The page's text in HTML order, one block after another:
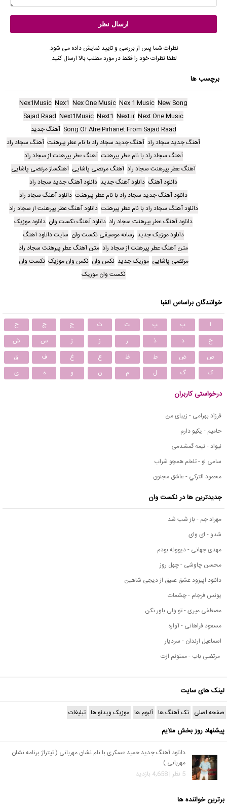
نظرات شما پس از بررسی و تایید نمایش داده می شود.
لطفا نظرات خود را فقط در مورد مطلب بالا ارسال کنید.
برچسب ها
New Song
Nex 1 Music
Nex One Music
Nex1
Nex1Music
Next One Music
Next.ir
Next1
Next1Music
Sajad Raad
Song Of Atre Pirhanet From Sajad Raad آهنگ جدید
آهنگ جدید سجاد راد آهنگ جدید سجاد راد با نام عطر پیرهنت آهنگ سجاد راد
آهنگ سجاد راد با نام عطر پیرهنت آهنگ عطر پیرهنت از سجاد راد
آهنگ عطر پیرهنت سجاد راد آهنگ مرتضی پاشایی آهنگساز مرتضی پاشایی
دانلود آهنگ دانلود آهنگ جدید دانلود آهنگ جدید سجاد راد
دانلود آهنگ جدید سجاد راد با نام عطر پیرهنت دانلود آهنگ سجاد راد
دانلود آهنگ سجاد راد با نام عطر پیرهنت دانلود آهنگ عطر پیرهنت از سجاد راد
دانلود آهنگ عطر پیرهنت سجاد راد دانلود آهنگ نکست وان دانلود موزیک
دانلود موزیک جدید رسانه موسیقی نکست وان سایت دانلود آهنگ
متن آهنگ عطر پیرهنت از سجاد راد متن آهنگ عطر پیرهنت سجاد راد
مرتضی پاشایی موزیک جدید نکس وان نکس وان موزیک نکست وان
نکست وان موزیک
خوانندگان براساس الفبا
ا ب پ ت ث ج چ
ح
خ
د ذ ر ز ژ س
ش
ص
ض ط ظ ع غ ف
ق
ک
گ ل م ن و ه ی
درخواستی کاربران
فرزاد بهرامی - زیبای من
حامیم - یکیو دارم
نیواد - نیمه گمشدمی
سامی لو - تلخم همچو شراب
محمود التركي - عاشق مجنون
جدیدترین ها در نکست وان
مهراد جم - باز شب شد
شدو - ای وای
مهدی جهانی - دیوونه بودم
محسن چاوشی - چهل روز
دانلود اپیزود عشق عمیق از دیجی شاهین
یونس فرجام - چشمات
مصطفی میری - تو ولی باور نکن
مسعود فراهانی - آواره
اسماعیل ارندان - سردیار
مرتضی باب - ممنونم ازت
لینک های سایت
صفحه اصلی تک آهنگ ها آلبوم ها موزیک ویدئو ها تبلیغات
پیشنهاد روز بخش ملایم
دانلود آهنگ جدید حمید عسکری با نام نشان مهربانی ( تیتراژ برنامه نشان
مهربانی )
5 نظر | 4,658 بازدید
برترین خواننده ها